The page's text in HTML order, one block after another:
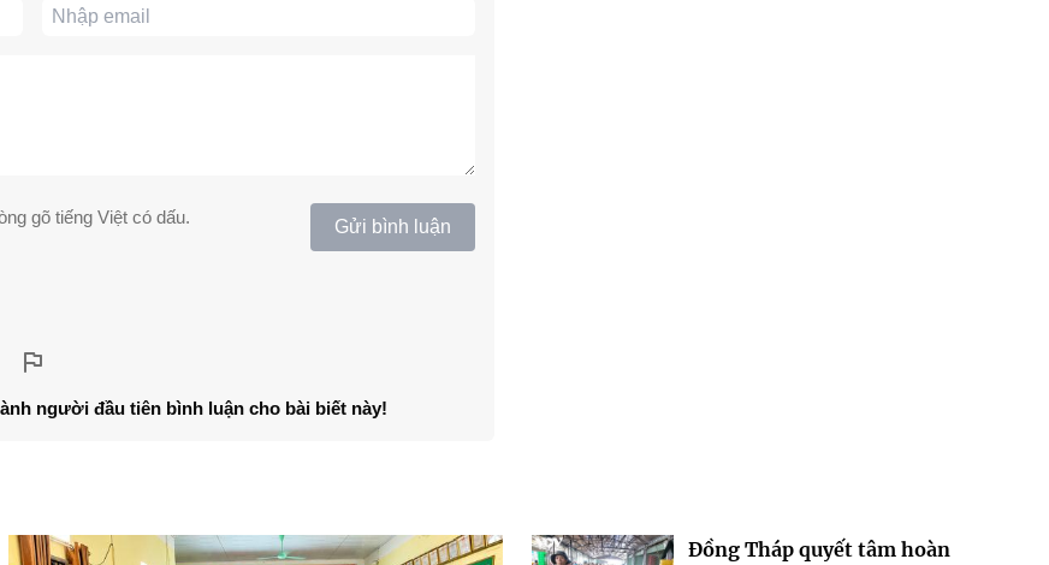
gõ tiếng Việt có dấu. Gửi bình luận
người đầu tiên bình luận cho bài biết này!
Đồng Tháp quyết tâm hoàn